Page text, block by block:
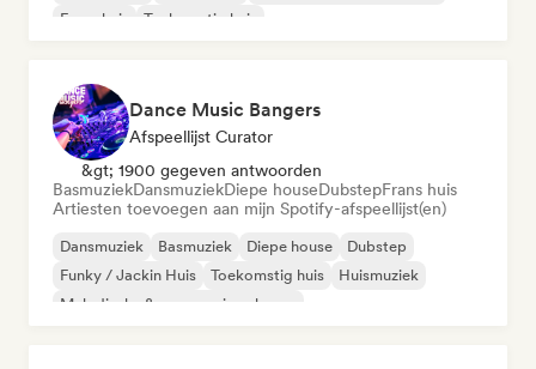
Frans huis
Toekomstig huis
Dance Music Bangers
Afspeellijst Curator
&gt; 1900 gegeven antwoorden
BasmuziekDansmuziekDiepe houseDubstepFrans huis
Artiesten toevoegen aan mijn Spotify-afspeellijst(en)
Dansmuziek Basmuziek Diepe house
Dubstep
Funky / Jackin Huis
Toekomstig huis
Huismuziek
Melodische & progressieve house